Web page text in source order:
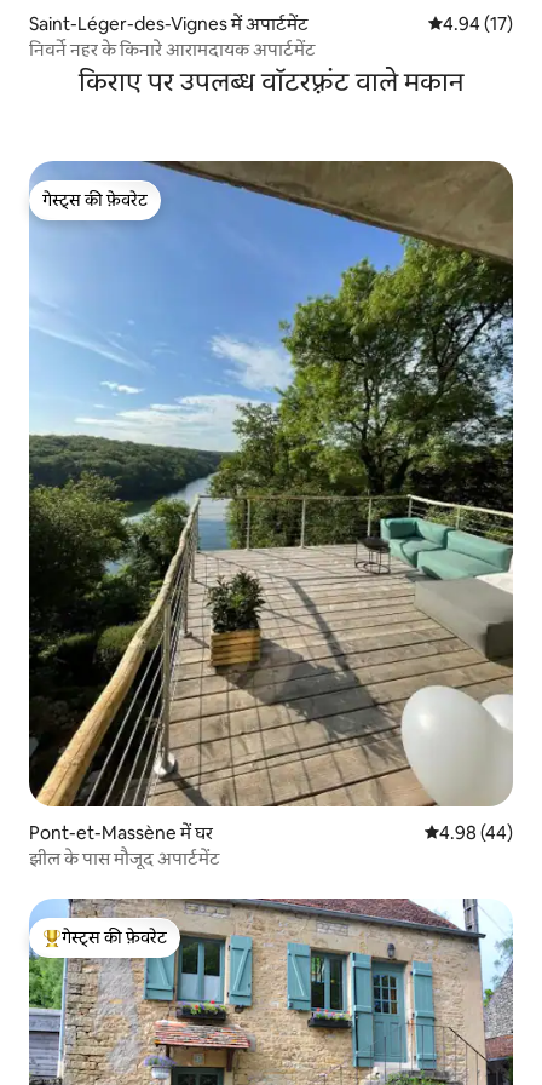
Saint-Léger-des-Vignes में अपार्टमेंट औसत रेटिंग 5 में
4.94 (17)
निवर्ने नहर के किनारे आरामदायक अपार्टमेंट
किराए पर उपलब्ध वॉटरफ़्रंट वाले मकान
गेस्ट्स की फ़ेवरेट
गेस्ट्स की फ़ेवरेट
Pont-et-Massène में घर औसत रेटिंग 5 में
4.98 (44)
झील के पास मौजूद अपार्टमेंट
गेस्ट्स का टॉप फ़ेवरेट
गेस्ट्स की फ़ेवरेट